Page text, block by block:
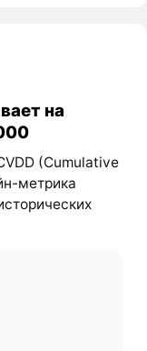
на
(Cumulative
метрика